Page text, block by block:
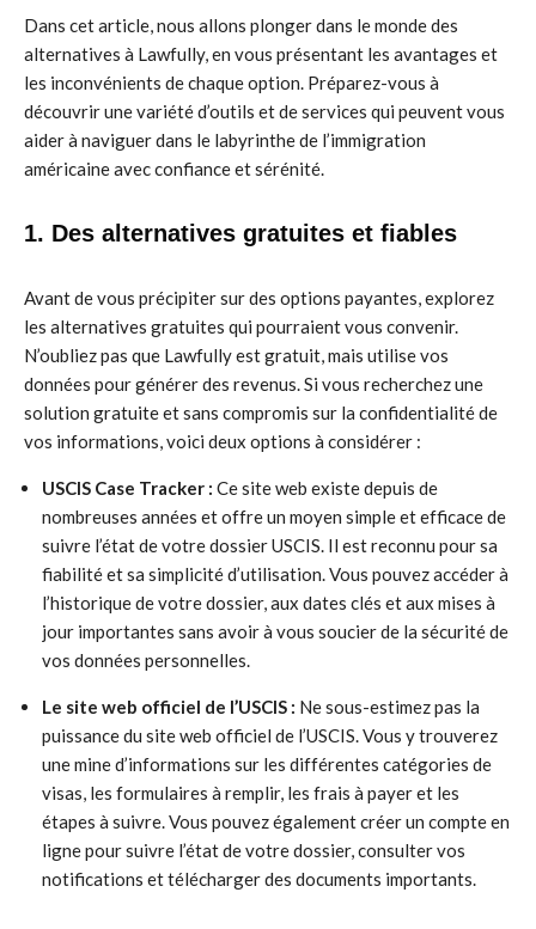
Dans cet article, nous allons plonger dans le monde des
alternatives à Lawfully, en vous présentant les avantages et
les inconvénients de chaque option. Préparez-vous à
découvrir une variété d’outils et de services qui peuvent vous
aider à naviguer dans le labyrinthe de l’immigration
américaine avec confiance et sérénité.
1. Des alternatives gratuites et fiables
Avant de vous précipiter sur des options payantes, explorez
les alternatives gratuites qui pourraient vous convenir.
N’oubliez pas que Lawfully est gratuit, mais utilise vos
données pour générer des revenus. Si vous recherchez une
solution gratuite et sans compromis sur la confidentialité de
vos informations, voici deux options à considérer :
USCIS Case Tracker : Ce site web existe depuis de
nombreuses années et offre un moyen simple et efficace de
suivre l’état de votre dossier USCIS. Il est reconnu pour sa
fiabilité et sa simplicité d’utilisation. Vous pouvez accéder à
l’historique de votre dossier, aux dates clés et aux mises à
jour importantes sans avoir à vous soucier de la sécurité de
vos données personnelles.
Le site web officiel de l’USCIS : Ne sous-estimez pas la
puissance du site web officiel de l’USCIS. Vous y trouverez
une mine d’informations sur les différentes catégories de
visas, les formulaires à remplir, les frais à payer et les
étapes à suivre. Vous pouvez également créer un compte en
ligne pour suivre l’état de votre dossier, consulter vos
notifications et télécharger des documents importants.